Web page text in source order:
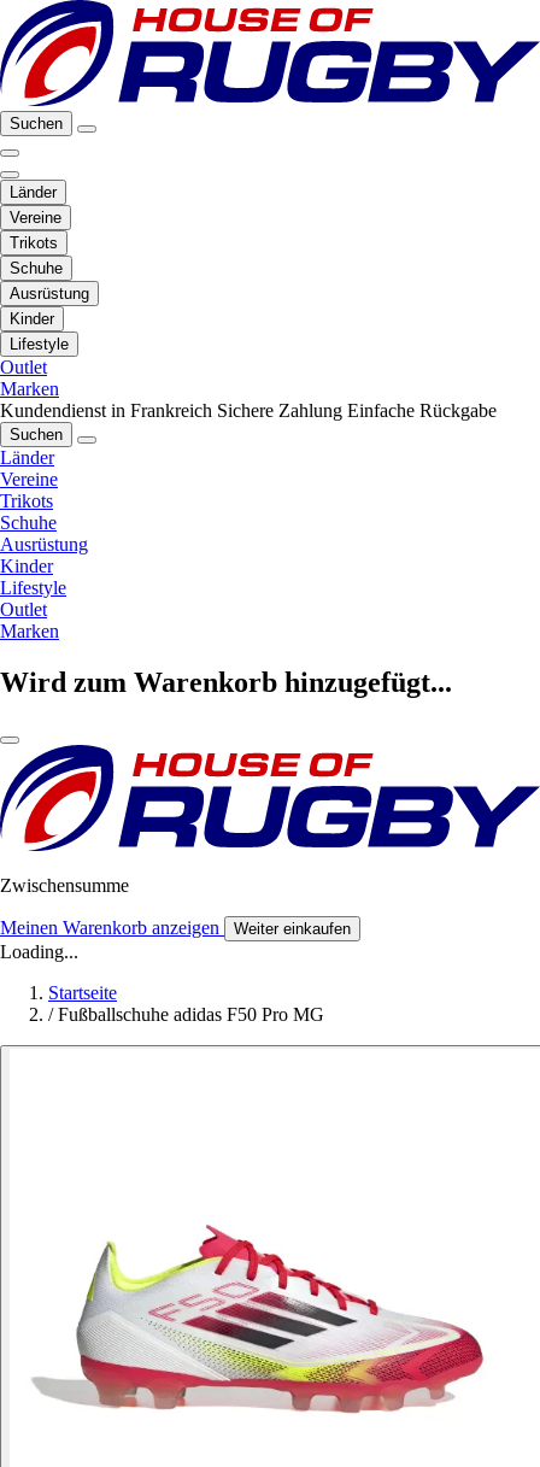
Suchen
Länder
Vereine
Trikots
Schuhe
Ausrüstung
Kinder
Lifestyle
Outlet
Marken
Kundendienst in Frankreich Sichere Zahlung Einfache Rückgabe
Suchen
Länder
Vereine
Trikots
Schuhe
Ausrüstung
Kinder
Lifestyle
Outlet
Marken
Wird zum Warenkorb hinzugefügt...
Zwischensumme
Meinen Warenkorb anzeigen Weiter einkaufen
Loading...
Startseite
/ Fußballschuhe adidas F50 Pro MG